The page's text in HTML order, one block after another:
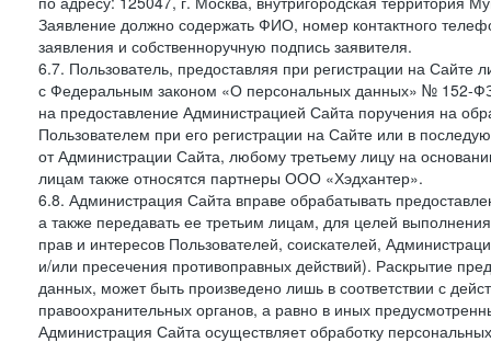
Заявление должно содержать ФИО, номер контактного
заявления и собственноручную подпись заявителя.
6.7. Пользователь, предоставляя при регистрации на
с Федеральным законом «О персональных данных» № 152-
на предоставление Администрацией Сайта поручения на
Пользователем при его регистрации на Сайте или в
от Администрации Сайта, любому третьему лицу на
лицам также относятся партнеры ООО «Хэдхантер».
6.8. Администрация Сайта вправе обрабатывать
а также передавать ее третьим лицам, для целей
прав и интересов Пользователей, соискателей,
и/или пресечения противоправных действий). Раскрытие
данных, может быть произведено лишь в соответствии с
правоохранительных органов, а равно в иных
Администрация Сайта осуществляет обработку